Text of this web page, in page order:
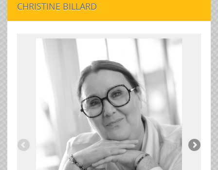
CHRISTINE BILLARD